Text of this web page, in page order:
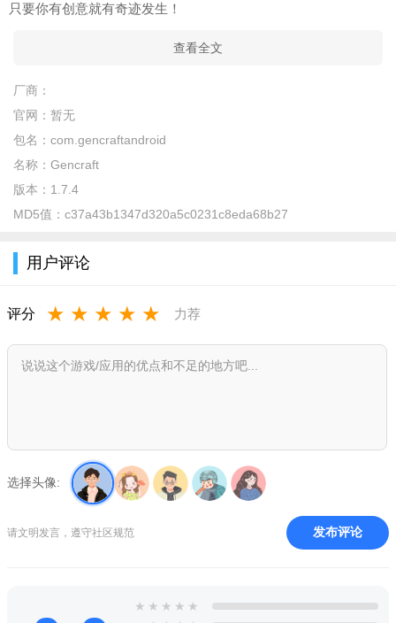
只要你有创意就有奇迹发生！
查看全文
厂商：
官网： 暂无
包名： com.gencraftandroid
名称： Gencraft
版本： 1.7.4
MD5值： c37a43b1347d320a5c0231c8eda68b27
用户评论
评分 ★ ★ ★ ★ ★ 力荐
选择头像:
请文明发言，遵守社区规范 发布评论
★ ★ ★ ★ ★